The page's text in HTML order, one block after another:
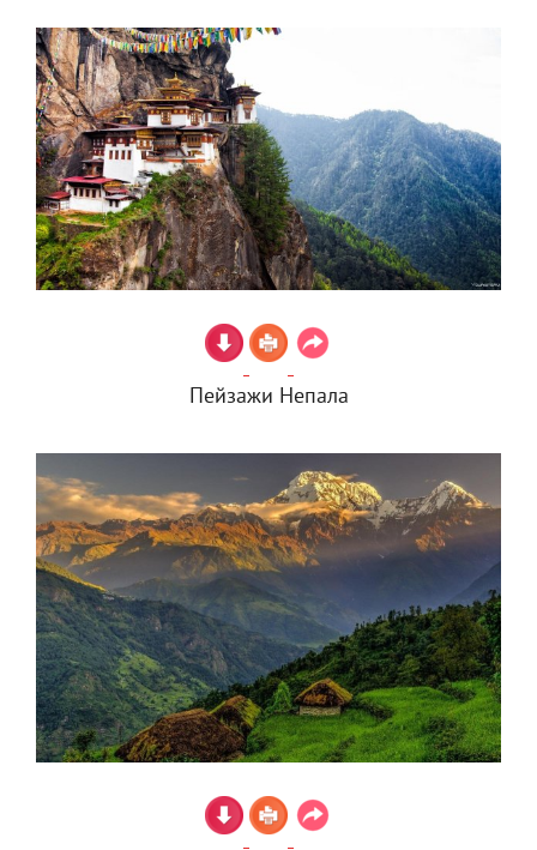
Пейзажи Непала